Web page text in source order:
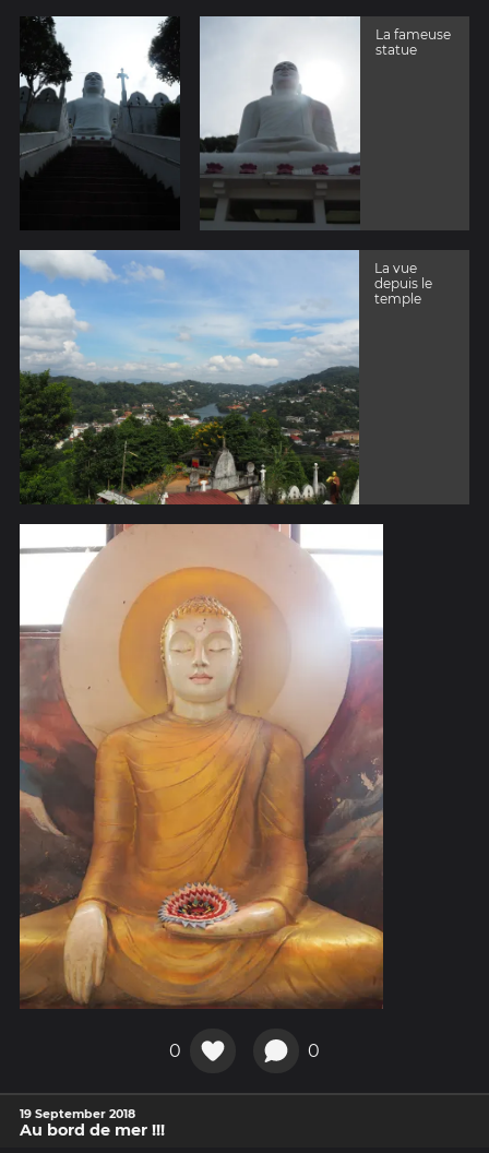
La fameuse
statue
La vue
depuis le
temple
0 0
19 September 2018
Au bord de mer !!!